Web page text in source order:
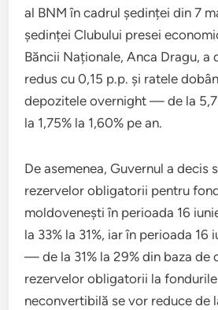
al BNM în cadrul ședinței din 7
ședinței Clubului presei
Băncii Naționale, Anca Dragu, a
redus cu 0,15 p.p. și ratele
depozitele overnight — de la
la 1,75% la 1,60% pe an.
De asemenea, Guvernul a decis
rezervelor obligatorii pentru
moldovenești în perioada 16
la 33% la 31%, iar în perioada
— de la 31% la 29% din baza de
rezervelor obligatorii la
neconvertibilă se vor reduce de